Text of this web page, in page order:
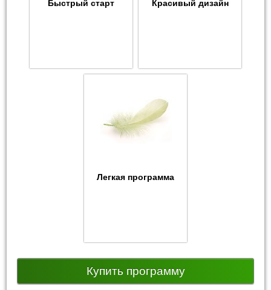
Быстрый старт Красивый дизайн
Легкая программа
Купить программу